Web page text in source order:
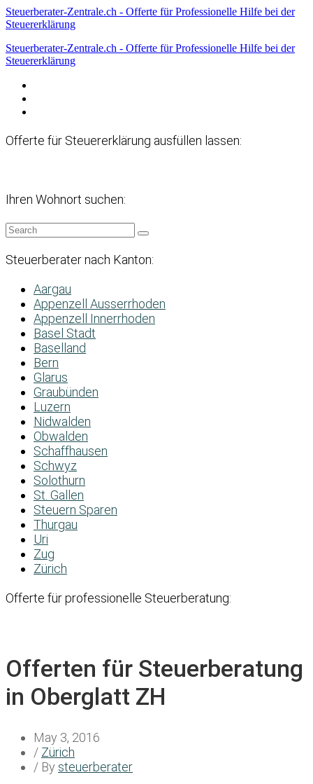
Steuerberater-Zentrale.ch - Offerte für Professionelle Hilfe bei der
Steuererklärung
Steuerberater-Zentrale.ch - Offerte für Professionelle Hilfe bei der
Steuererklärung
Offerte für Steuererklärung ausfüllen lassen:
Ihren Wohnort suchen:
Steuerberater nach Kanton:
Aargau
Appenzell Ausserrhoden
Appenzell Innerrhoden
Basel Stadt
Baselland
Bern
Glarus
Graubünden
Luzern
Nidwalden
Obwalden
Schaffhausen
Schwyz
Solothurn
St. Gallen
Steuern Sparen
Thurgau
Uri
Zug
Zürich
Offerte für professionelle Steuerberatung:
Offerten für Steuerberatung
in Oberglatt ZH
May 3, 2016
/ Zürich
/ By steuerberater